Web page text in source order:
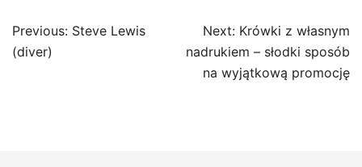
Post
navigation
Previous: Steve Lewis
(diver)
Next: Krówki z własnym
nadrukiem – słodki sposób
na wyjątkową promocję